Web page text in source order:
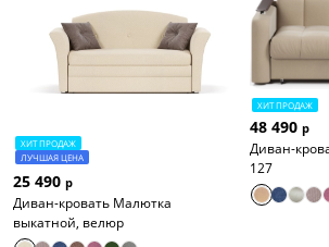
ХИТ ПРОДАЖ
ЛУЧШАЯ ЦЕНА
25 490 р
Диван-кровать Малютка
выкатной, велюр
ХИТ ПРОДАЖ
48 490 р
Диван-
127